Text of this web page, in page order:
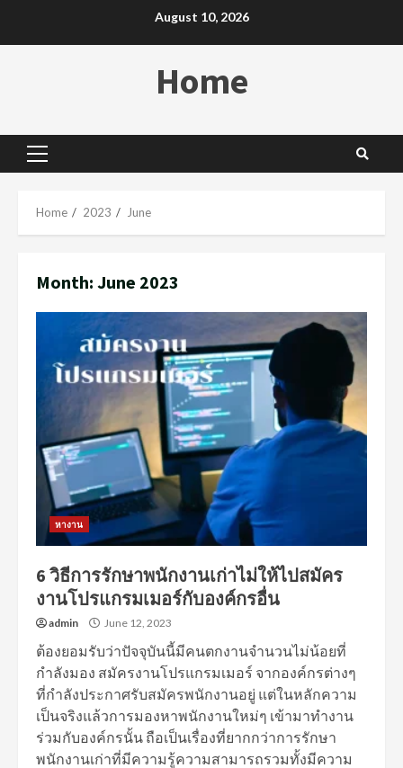
August 10, 2026
Home
Primary
Home 2023 June
Month: June 2023
หางาน
6 วิธีการรักษาพนักงานเก่าไม่ให้ไปสมัคร
งานโปรแกรมเมอร์กับองค์กรอื่น
admin June 12, 2023
ต้องยอมรับว่าปัจจุบันนี้มีคนตกงานจำนวนไม่น้อยที่
กำลังมอง สมัครงานโปรแกรมเมอร์ จากองค์กรต่างๆ
ที่กำลังประกาศรับสมัครพนักงานอยู่ แต่ในหลักความ
เป็นจริงแล้วการมองหาพนักงานใหม่ๆ เข้ามาทำงาน
ร่วมกับองค์กรนั้น ถือเป็นเรื่องที่ยากกว่าการรักษา
พนักงานเก่าที่มีความรู้ความสามารถรวมทั้งมีความ